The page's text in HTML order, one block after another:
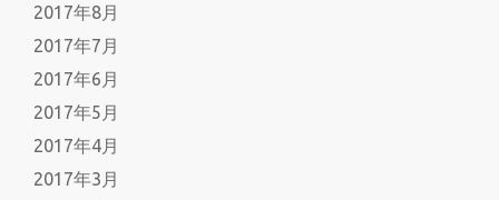
2017年8月
2017年7月
2017年6月
2017年5月
2017年4月
2017年3月